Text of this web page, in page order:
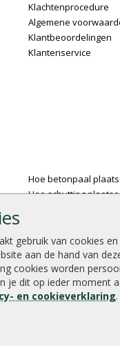
gebruik van cookies
aan de hand van
cookies worden
je dit op ieder moment
en cookieverklaring.
Klachtenprocedure
Algemene
Klantbeoordelingen
Klantenservice
Hoe betonpaal
Hoe schutting
Stijlvolle houtsoorten
Duurzame tuin
Welke palen voor